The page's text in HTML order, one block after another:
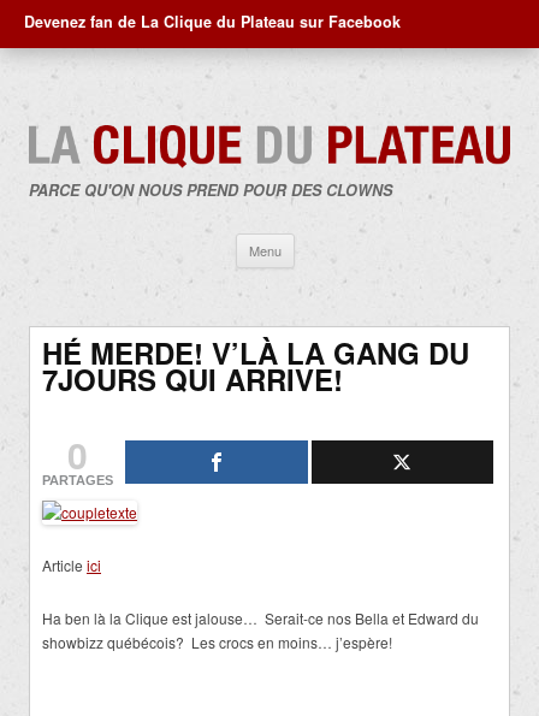
Devenez fan de La Clique du Plateau sur Facebook
PARCE QU'ON NOUS PREND POUR DES CLOWNS
Menu
contenu
HÉ MERDE! V’LÀ LA GANG DU
7JOURS QUI ARRIVE!
0
PARTAGES
Article ici
Ha ben là la Clique est jalouse… Serait-ce nos Bella et Edward du
showbizz québécois? Les crocs en moins… j’espère!